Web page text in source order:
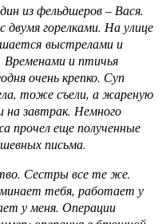
из фельдшеров – Вася.
двумя горелками. На улице
выстрелами и
Временами и птичья
очень крепко. Суп
тоже съели, а жареную
на завтрак. Немного
прочел еще полученные
письма.
Сестры все те же.
тебя, работает у
у меня. Операции